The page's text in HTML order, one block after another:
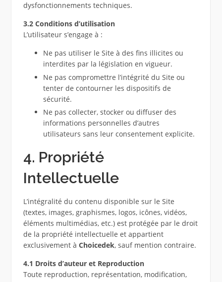
dysfonctionnements techniques.
3.2 Conditions d’utilisation
L’utilisateur s’engage à :
Ne pas utiliser le Site à des fins illicites ou
interdites par la législation en vigueur.
Ne pas compromettre l’intégrité du Site ou
tenter de contourner les dispositifs de
sécurité.
Ne pas collecter, stocker ou diffuser des
informations personnelles d’autres
utilisateurs sans leur consentement explicite.
4. Propriété
Intellectuelle
L’intégralité du contenu disponible sur le Site
(textes, images, graphismes, logos, icônes, vidéos,
éléments multimédias, etc.) est protégée par le droit
de la propriété intellectuelle et appartient
exclusivement à Choicedek, sauf mention contraire.
4.1 Droits d’auteur et Reproduction
Toute reproduction, représentation, modification,